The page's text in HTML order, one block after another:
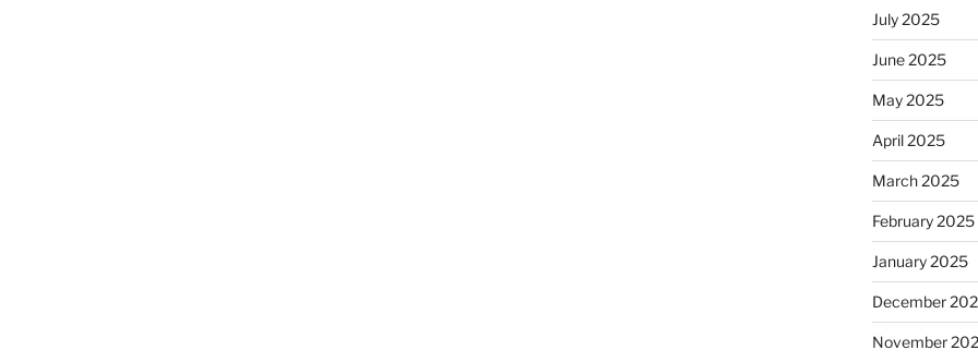
July 2025
June 2025
May 2025
April 2025
March 2025
February 2025
January 2025
December
November